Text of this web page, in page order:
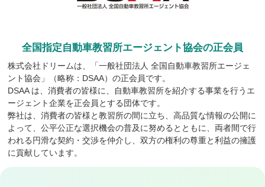
全国指定自動車教習所エージェント協会の正会員
株式会社ドリームは、「一般社団法人 全国自動車教習所エージェ
ント協会」（略称：DSAA）の正会員です。
DSAA は、消費者の皆様に、自動車教習所を紹介する事業を行うエ
ージェント企業を正会員とする団体です。
弊社は、消費者の皆様と教習所の間に立ち、高品質な情報の公開に
よって、公平公正な選択機会の普及に努めるとともに、両者間で行
われる円滑な契約・交渉を仲介し、双方の権利の尊重と利益の擁護
に貢献しています。